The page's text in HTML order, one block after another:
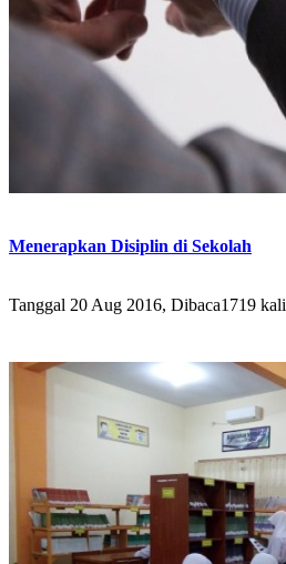
Menerapkan Disiplin di Sekolah
Tanggal 20 Aug 2016, Dibaca1719 kali